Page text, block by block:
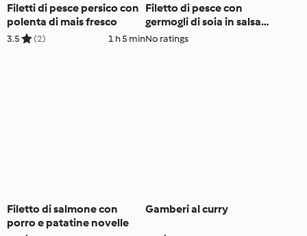
Filetti di pesce persico con
polenta di mais fresco
3.5 (2) 1 h 5 min
Filetto di pesce con
germogli di soia in salsa
piccante
No ratings
Filetto di salmone con
porro e patatine novelle
Gamberi al curry